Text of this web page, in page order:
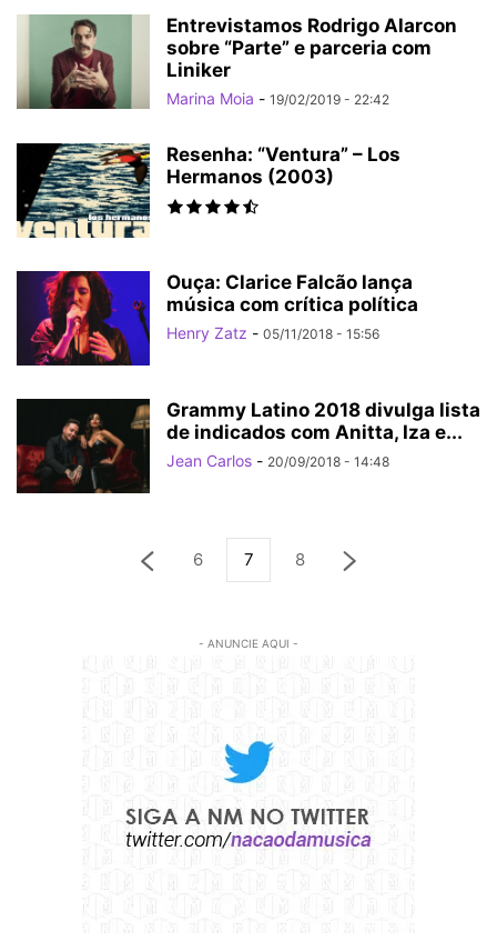
Entrevistamos Rodrigo Alarcon
sobre “Parte” e parceria com
Liniker
Marina Moia - 19/02/2019 - 22:42
Resenha: “Ventura” – Los
Hermanos (2003)
Ouça: Clarice Falcão lança
música com crítica política
Henry Zatz - 05/11/2018 - 15:56
Grammy Latino 2018 divulga lista
de indicados com Anitta, Iza e...
Jean Carlos - 20/09/2018 - 14:48
6 7 8
- ANUNCIE AQUI -